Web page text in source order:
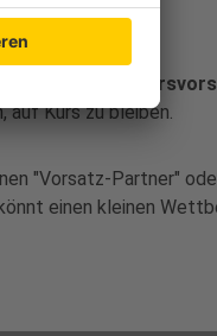
von euren
auf Kurs zu bleiben.
"Vorsatz-Partner"
einen kleinen